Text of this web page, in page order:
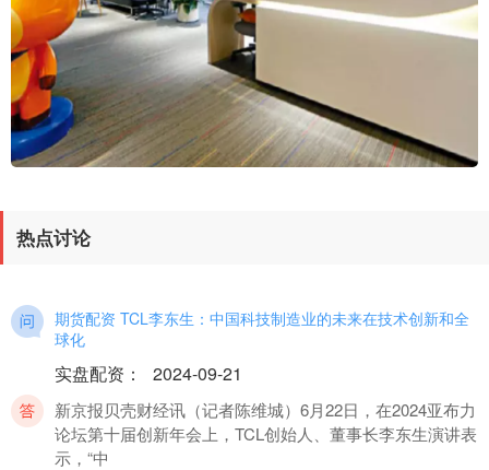
热点讨论
期货配资 TCL李东生：中国科技制造业的未来在技术创新和全
球化
实盘配资 ： 2024-09-21
新京报贝壳财经讯（记者陈维城）6月22日，在2024亚布力
论坛第十届创新年会上，TCL创始人、董事长李东生演讲表
示，“中